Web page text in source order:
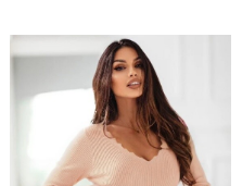
producto
tiene
múltiples
variantes.